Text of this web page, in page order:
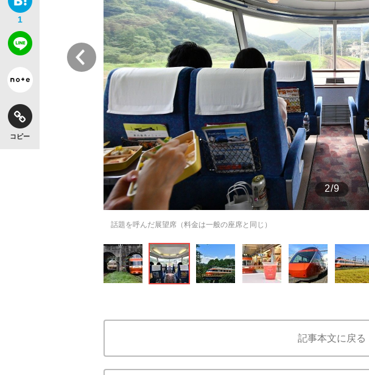
「目標達成できなかったからと言って…」サッカー日本代表・森保
the Style
1
コピー
2/9
話題を呼んだ展望席（料金は一般の座席と同じ）
前
記事本文に戻る